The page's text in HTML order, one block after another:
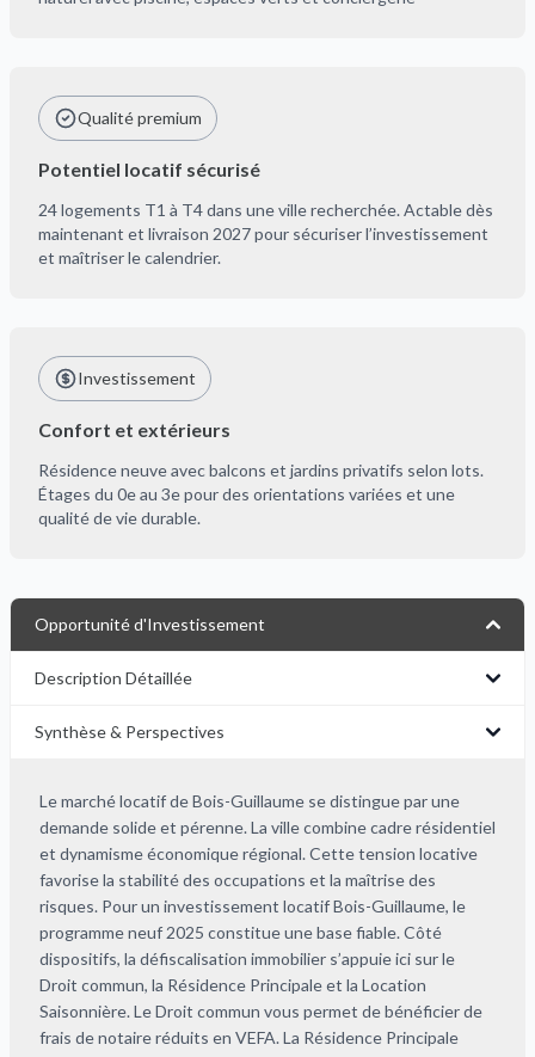
Qualité premium
Potentiel locatif sécurisé
24 logements T1 à T4 dans une ville recherchée. Actable dès
maintenant et livraison 2027 pour sécuriser l’investissement
et maîtriser le calendrier.
Investissement
Confort et extérieurs
Résidence neuve avec balcons et jardins privatifs selon lots.
Étages du 0e au 3e pour des orientations variées et une
qualité de vie durable.
Opportunité d'Investissement
Description Détaillée
Synthèse & Perspectives
Le marché locatif de Bois-Guillaume se distingue par une
demande solide et pérenne. La ville combine cadre résidentiel
et dynamisme économique régional. Cette tension locative
favorise la stabilité des occupations et la maîtrise des
risques. Pour un investissement locatif Bois-Guillaume, le
programme neuf 2025 constitue une base fiable. Côté
dispositifs, la défiscalisation immobilier s’appuie ici sur le
Droit commun, la Résidence Principale et la Location
Saisonnière. Le Droit commun vous permet de bénéficier de
frais de notaire réduits en VEFA. La Résidence Principale